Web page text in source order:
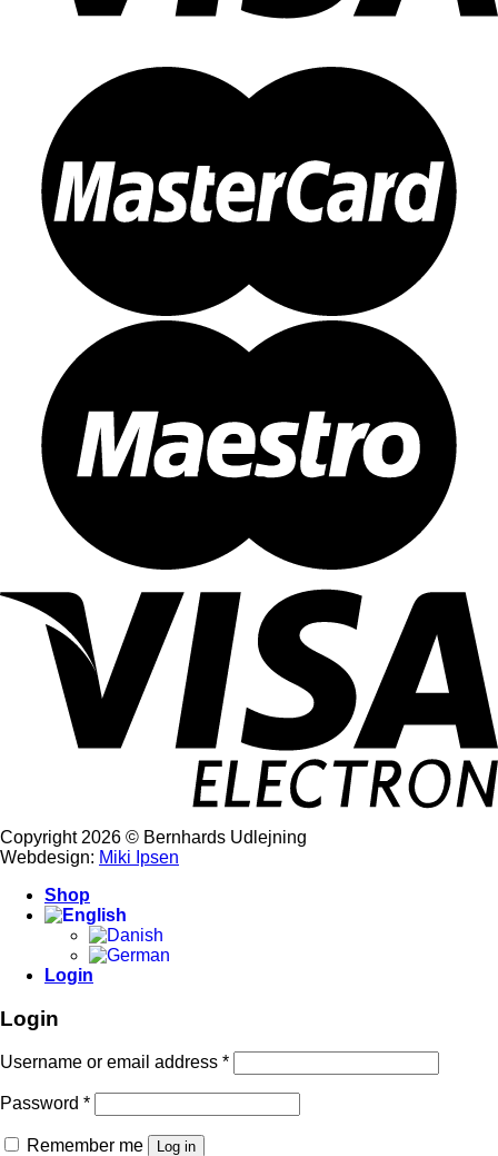
Copyright 2026 © Bernhards Udlejning
Webdesign: Miki Ipsen
Shop
Login
Login
Username or email address *
Password *
Remember me Log in